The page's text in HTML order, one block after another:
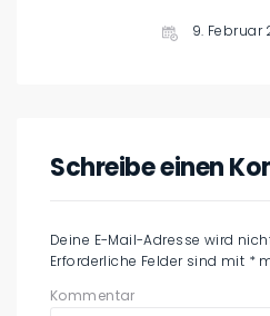
9. Februar
Schreibe einen
Deine E-Mail-Adresse wird
Erforderliche Felder sind mit *
Kommentar